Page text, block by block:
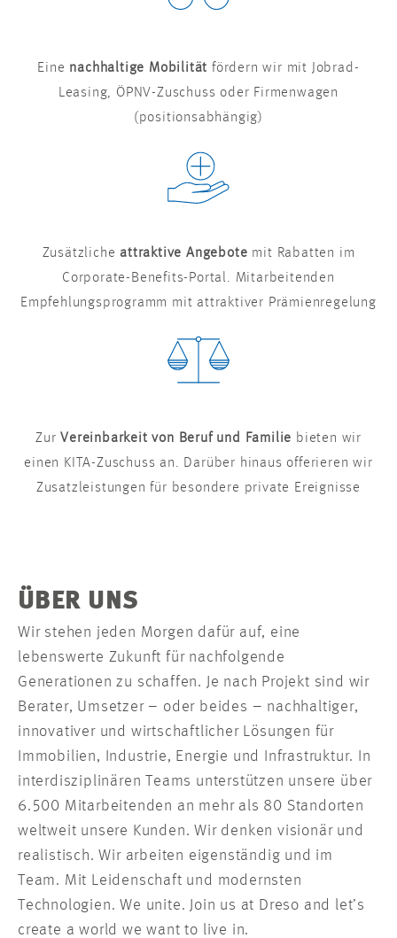
Eine nachhaltige Mobilitätfördern wir mit Jobrad-
Leasing, ÖPNV-Zuschuss oder Firmenwagen
(positionsabhängig)
Zusätzliche attraktive Angebote mit Rabatten im
Corporate-Benefits-Portal. Mitarbeitenden
Empfehlungsprogramm mit attraktiver Prämienregelung
ZurVereinbarkeit von Beruf und Familie bieten wir
einen KITA-Zuschuss an. Darüber hinaus offerieren wir
Zusatzleistungen für besondere private Ereignisse
ÜBER UNS
Wir stehen jeden Morgen dafür auf, eine
lebenswerte Zukunft für nachfolgende
Generationen zu schaffen. Je nach Projekt sind wir
Berater, Umsetzer – oder beides – nachhaltiger,
innovativer und wirtschaftlicher Lösungen für
Immobilien, Industrie, Energie und Infrastruktur. In
interdisziplinären Teams unterstützen unsere über
6.500 Mitarbeitenden an mehr als 80 Standorten
weltweit unsere Kunden. Wir denken visionär und
realistisch. Wir arbeiten eigenständig und im
Team. Mit Leidenschaft und modernsten
Technologien. We unite. Join us at Dreso and let’s
create a world we want to live in.